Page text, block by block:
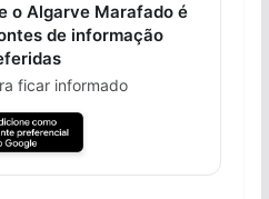
o Algarve Marafado é
de informação
ficar informado